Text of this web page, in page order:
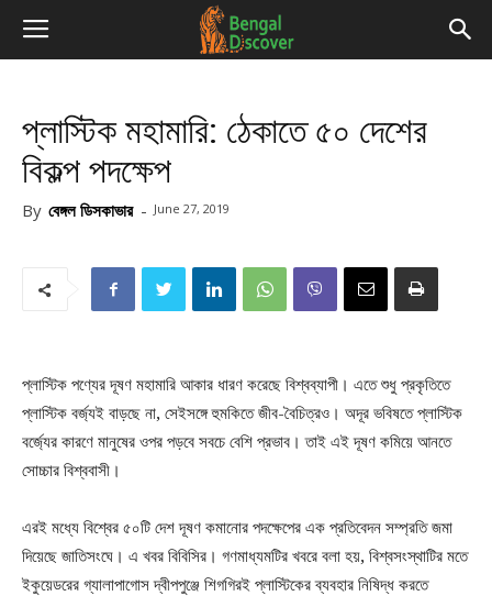
প্লাস্টিক মহামারি: ঠেকাতে ৫০ দেশের
বিকল্প পদক্ষেপ
By বেঙ্গল ডিসকাভার - June 27, 2019
প্লাস্টিক পণ্যের দূষণ মহামারি আকার ধারণ করেছে বিশ্বব্যাপী। এতে শুধু প্রকৃতিতে
প্লাস্টিক বর্জ্যই বাড়ছে না, সেইসঙ্গে হুমকিতে জীব-বৈচিত্রও। অদূর ভবিষতে প্লাস্টিক
বর্জ্যের কারণে মানুষের ওপর পড়বে সবচে বেশি প্রভাব। তাই এই দূষণ কমিয়ে আনতে
সোচ্চার বিশ্ববাসী।
এরই মধ্যে বিশ্বের ৫০টি দেশ দূষণ কমানোর পদক্ষেপের এক প্রতিবেদন সম্প্রতি জমা
দিয়েছে জাতিসংঘে। এ খবর বিবিসির। গণমাধ্যমটির খবরে বলা হয়, বিশ্বসংস্থাটির মতে
ইকুয়েডরের গ্যালাপাগোস দ্বীপপুঞ্জে শিগগিরই প্লাস্টিকের ব্যবহার নিষিদ্ধ করতে